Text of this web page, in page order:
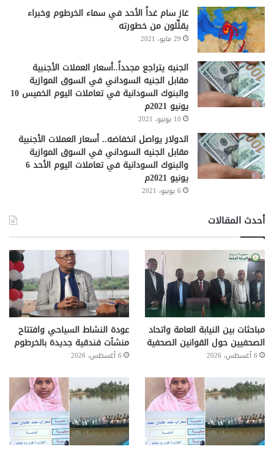
غاز سام غداً الأحد في سماء الخرطوم وخبراء
يقلِّلون من خطورته
29 مايو، 2021
الجنيه يتراجع مجدداً..أسعار العملات الأجنبية
مقابل الجنيه السوداني في السوق الموازية
والبنوك السودانية في تعاملات اليوم الخميس 10
يونيو 2021م
10 يونيو، 2021
الدولار يواصل انخفاضه.. أسعار العملات الأجنبية
مقابل الجنيه السوداني في السوق الموازية
والبنوك السودانية في تعاملات اليوم الأحد 6
يونيو 2021م
6 يونيو، 2021
أحدث المقالات
مباحثات بين النيابة العامة واتحاد
الصحفيين حول القوانين الصحفية
6 أغسطس، 2026
عودة النشاط السياحي وافتتاح
منشٱت فندقية جديدة بالخرطوم
6 أغسطس، 2026